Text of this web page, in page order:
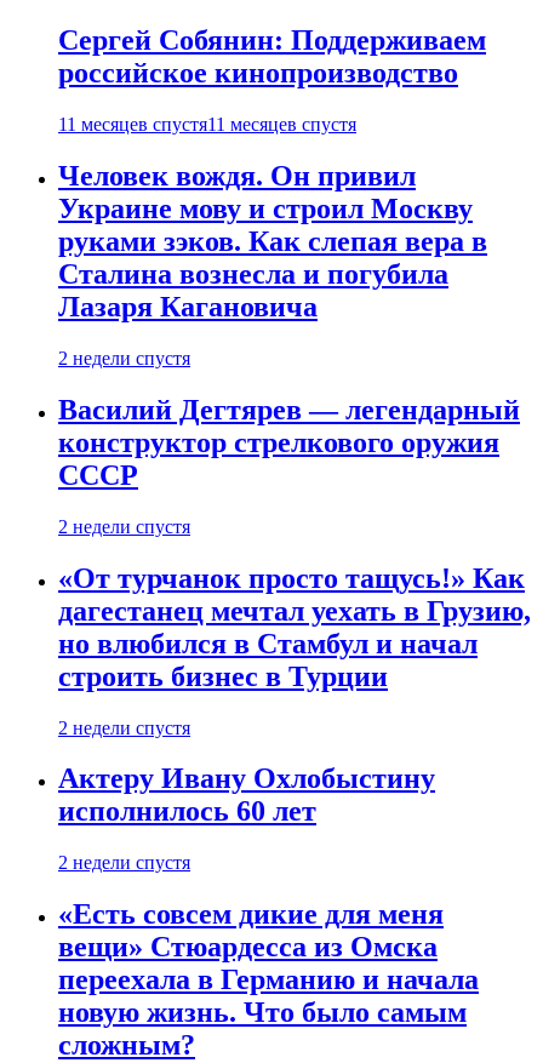
Сергей Собянин: Поддерживаем
российское кинопроизводство
11 месяцев спустя11 месяцев спустя
Человек вождя. Он привил
Украине мову и строил Москву
руками зэков. Как слепая вера в
Сталина вознесла и погубила
Лазаря Кагановича
2 недели спустя
Василий Дегтярев — легендарный
конструктор стрелкового оружия
СССР
2 недели спустя
«От турчанок просто тащусь!» Как
дагестанец мечтал уехать в Грузию,
но влюбился в Стамбул и начал
строить бизнес в Турции
2 недели спустя
Актеру Ивану Охлобыстину
исполнилось 60 лет
2 недели спустя
«Есть совсем дикие для меня
вещи» Стюардесса из Омска
переехала в Германию и начала
новую жизнь. Что было самым
сложным?